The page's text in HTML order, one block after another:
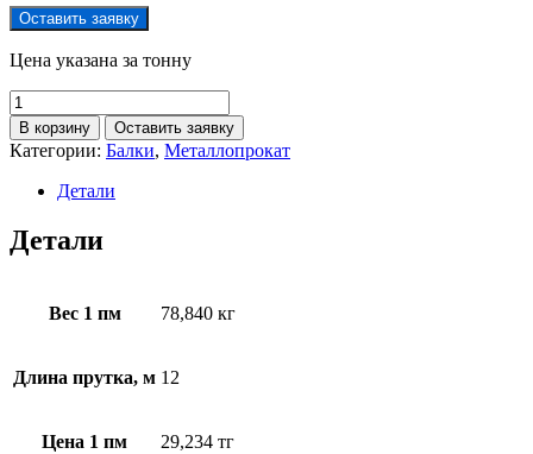
Оставить заявку
Цена указана за тонну
В корзину Оставить заявку
Категории: Балки, Металлопрокат
Детали
Детали
Вес 1 пм 78,840 кг
Длина прутка, м 12
Цена 1 пм 29,234 тг